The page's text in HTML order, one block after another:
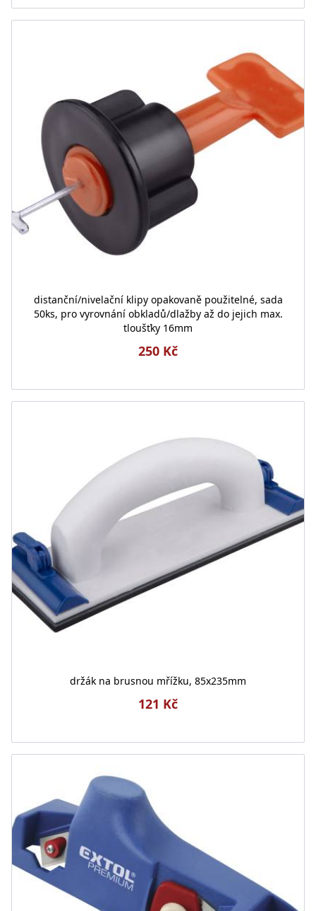
distanční/nivelační klipy opakovaně použitelné, sada
50ks, pro vyrovnání obkladů/dlažby až do jejich max.
tloušťky 16mm
250 Kč
držák na brusnou mřížku, 85x235mm
121 Kč